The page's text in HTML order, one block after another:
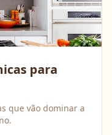
para
que vão dominar a